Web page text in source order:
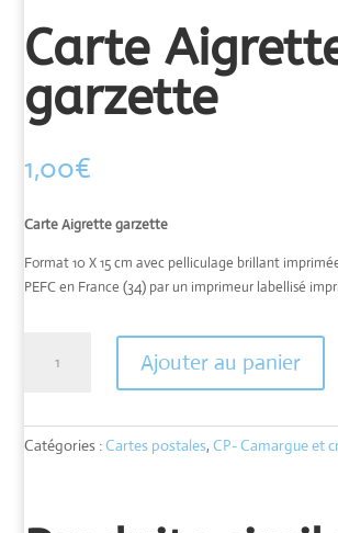
Carte
garzette
1,00€
Carte Aigrette garzette
Format 10 X 15 cm avec pelliculage brillant
PEFC en France (34) par un imprimeur labellisé
garzette
Ajouter au panier
Catégories :Cartes postales,CP- Camargue et